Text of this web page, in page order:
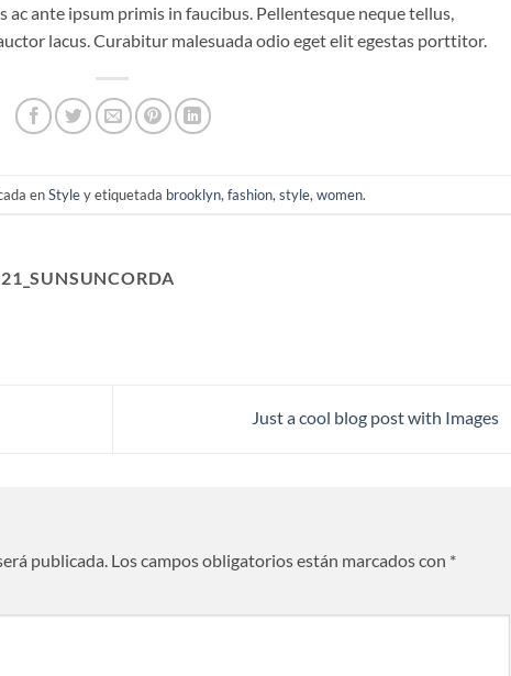
ante ipsum primis in faucibus. Pellentesque neque tellus,
lacus. Curabitur malesuada odio eget elit egestas porttitor.
enStyley etiquetada brooklyn, fashion, style, women.
Just a cool blog post with Images
publicada. Los campos obligatorios están marcados con *